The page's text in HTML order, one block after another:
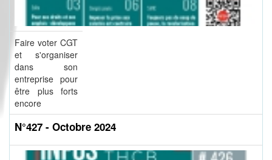
Faire voter CGT
et s'organiser
dans son
entreprise pour
être plus forts
encore
N°427 - Octobre 2024